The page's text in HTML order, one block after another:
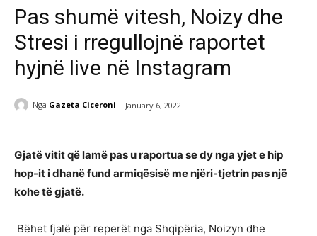
Pas shumë vitesh, Noizy dhe
Stresi i rregullojnë raportet
hyjnë live në Instagram
Nga Gazeta Ciceroni January 6, 2022
Gjatë vitit që lamë pas u raportua se dy nga yjet e hip
hop-it i dhanë fund armiqësisë me njëri-tjetrin pas një
kohe të gjatë.
Bëhet fjalë për reperët nga Shqipëria, Noizyn dhe